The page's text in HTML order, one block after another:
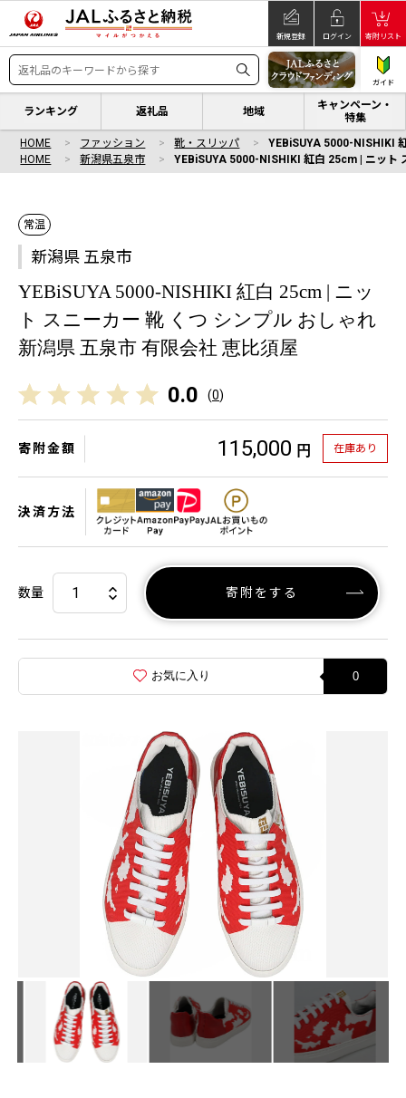
新規登録 ログイン 寄附リスト
ガイド
ランキング 返礼品 地域
キャンペーン・
特集
HOME ファッション 靴・スリッパ
YEBiSUYA 5000-NISHIKI
HOME
新潟県五泉市 YEBiSUYA 5000-NISHIKI 紅白 25cm | ニット
常温
新潟県 五泉市
YEBiSUYA 5000-NISHIKI 紅白 25cm | ニッ
ト スニーカー 靴 くつ シンプル おしゃれ
新潟県 五泉市 有限会社 恵比須屋
0.0 (0)
寄附金額 115,000 円 在庫あり
決済方法
数量 寄附をする
お気に入り 0